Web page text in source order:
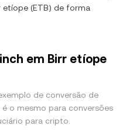
etíope (ETB) de forma
em Birr etíope
de conversão de
o mesmo para conversões
para cripto.